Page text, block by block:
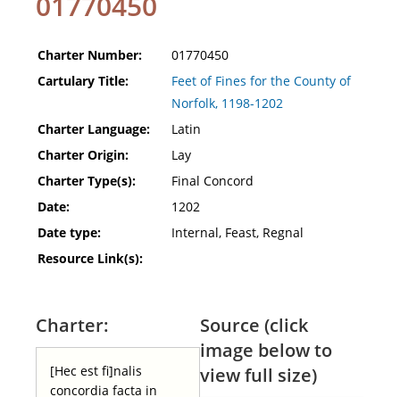
Charter Number:
01770450
Cartulary Title:
Feet of Fines for the County of
Norfolk, 1198-1202
Charter Language:
Latin
Charter Origin:
Lay
Charter Type(s):
Final Concord
Date:
1202
Date type:
Internal, Feast, Regnal
Resource Link(s):
Charter:
[Hec est fi]nalis
concordia facta in
Source (click
image below to
view full size)